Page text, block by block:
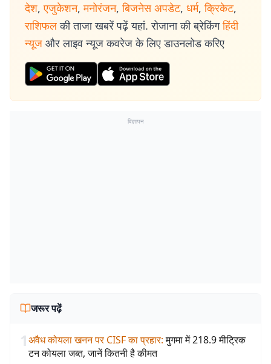
देश, एजुकेशन, मनोरंजन, बिजनेस अपडेट, धर्म, क्रिकेट,
राशिफल की ताजा खबरें पढ़ें यहां. रोजाना की ब्रेकिंग हिंदी
न्यूज और लाइव न्यूज कवरेज के लिए डाउनलोड करिए
विज्ञापन
जरूर पढ़ें
1अवैध कोयला खनन पर CISF का प्रहार: मुगमा में 218.9 मीट्रिक
टन कोयला जब्त, जानें कितनी है कीमत